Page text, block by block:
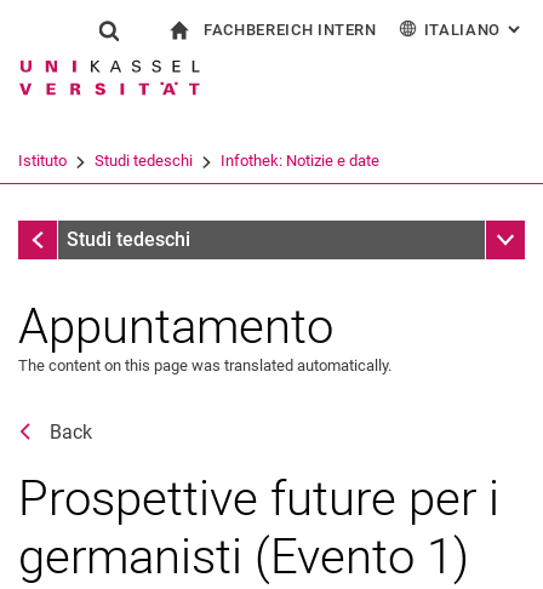
Jump directly to: content
Jump directly to: search
Jump directly to: main
Show search form
Search term
Search (opens an external link in a
FACHBEREICH INTERN ITALIANO :
Istituto Studi tedeschi Infothek: Notizie e date
Infothek: Notizie e date
Studi tedeschi Sub
Appuntamento
The content on this page was translated automatically.
Back
Prospettive future per i
germanisti (Evento 1)